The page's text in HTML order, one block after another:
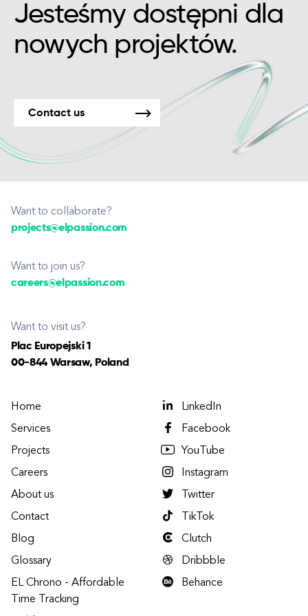
Jesteśmy dostępni dla
nowych projektów.
Contact us
Want to collaborate?
projects@elpassion.com
Want to join us?
careers@elpassion.com
Want to visit us?
Plac Europejski 1
00-844 Warsaw, Poland
Home
Services
Projects
Careers
About us
Contact
Blog
Glossary
EL Chrono - Affordable
Time Tracking
LinkedIn
Facebook
YouTube
Instagram
Twitter
TikTok
Clutch
Dribbble
Behance